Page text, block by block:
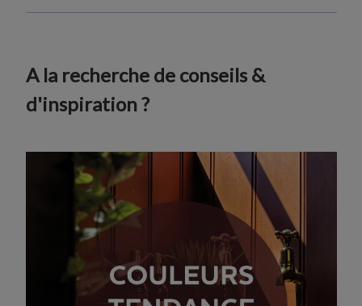
A la recherche de conseils &
d'inspiration ?